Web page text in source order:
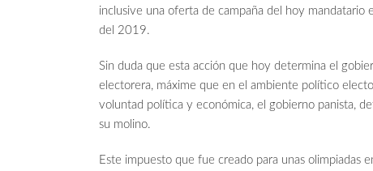
inclusive una oferta de campaña del hoy
del 2019.
Sin duda que esta acción que hoy determina el
electorera, máxime que en el ambiente político
voluntad política y económica, el gobierno panista,
su molino.
Este impuesto que fue creado para unas olimpiadas